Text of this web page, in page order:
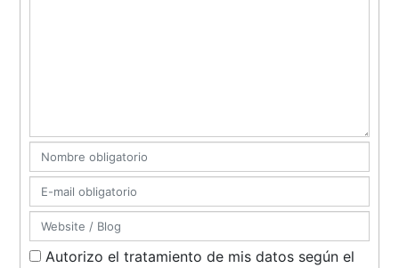
Autorizo el tratamiento de mis datos según el